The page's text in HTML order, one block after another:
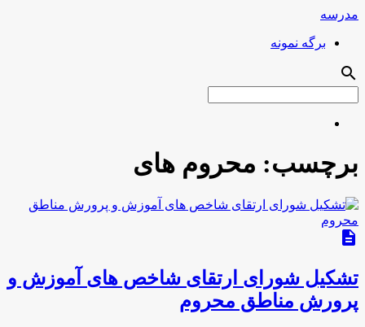
مدرسه
برگه نمونه
search
برچسب: محروم های
description
تشکیل شورای ارتقای شاخص های آموزش و
پرورش مناطق محروم